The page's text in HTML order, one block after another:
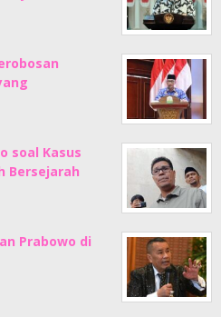
soal Kasus
Bersejarah
Prabowo di